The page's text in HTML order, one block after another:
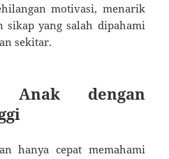
motivasi, menarik
yang salah dipahami
sekitar.
dengan
hanya cepat memahami